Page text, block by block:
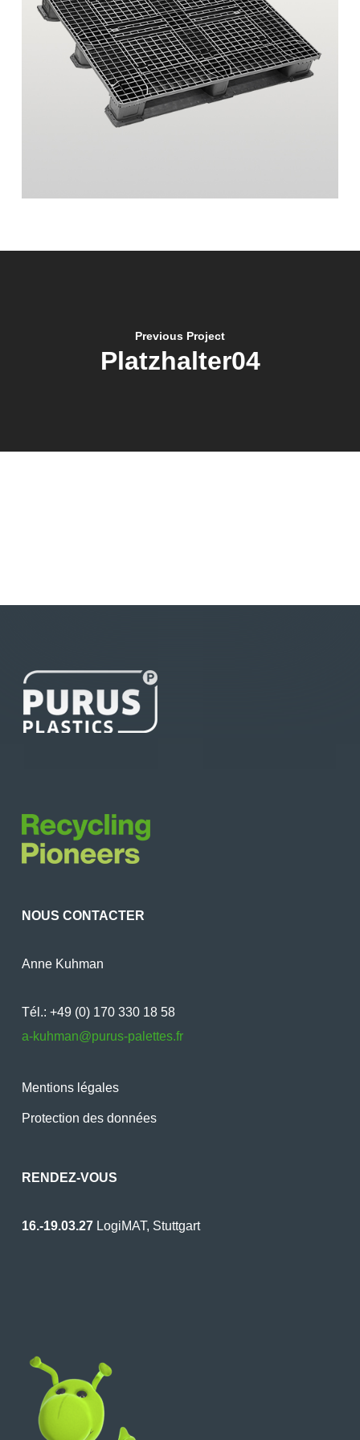
Previous Project
Platzhalter04
NOUS CONTACTER
Anne Kuhman
Tél.: +49 (0) 170 330 18 58
a-kuhman@purus-palettes.fr
Mentions légales
Protection des données
RENDEZ-VOUS
16.-19.03.27LogiMAT, Stuttgart